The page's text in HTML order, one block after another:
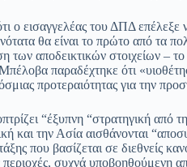
ο εισαγγελέας του ΔΠΔ
θα είναι το πρώτο από
των αποδεικτικών στοιχείων –
παραδέχτηκε ότι
προτεραιότητας για την
“έξυπνη “στρατηγική
και την Ασία αισθάνονται
που βασίζεται σε διεθνείς
περιοχές, συχνά υποβοηθούμενη